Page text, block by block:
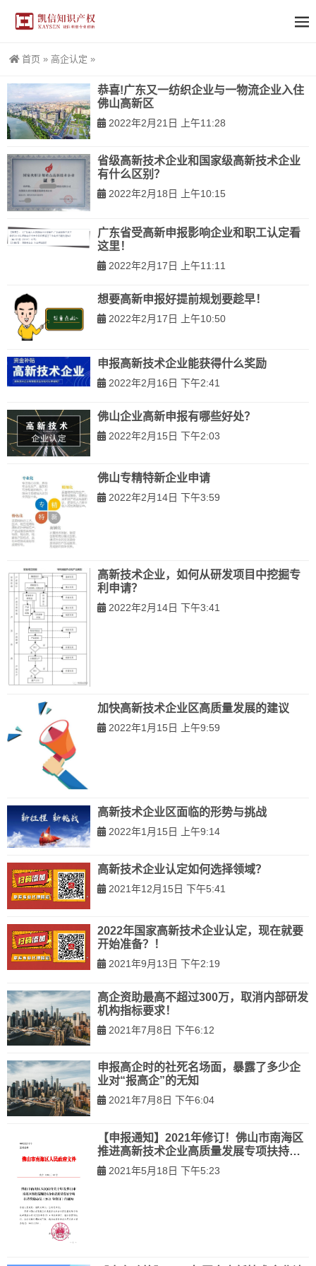
首页 » 高企认定 »
恭喜!广东又一纺织企业与一物流企业入住
佛山高新区
2022年2月21日 上午11:28
省级高新技术企业和国家级高新技术企业
有什么区别？
2022年2月18日 上午10:15
广东省受高新申报影响企业和职工认定看
这里！
2022年2月17日 上午11:11
想要高新申报好提前规划要趁早！
2022年2月17日 上午10:50
申报高新技术企业能获得什么奖励
2022年2月16日 下午2:41
佛山企业高新申报有哪些好处？
2022年2月15日 下午2:03
佛山专精特新企业申请
2022年2月14日 下午3:59
高新技术企业，如何从研发项目中挖掘专
利申请？
2022年2月14日 下午3:41
加快高新技术企业区高质量发展的建议
2022年1月15日 上午9:59
高新技术企业区面临的形势与挑战
2022年1月15日 上午9:14
高新技术企业认定如何选择领域？
2021年12月15日 下午5:41
2022年国家高新技术企业认定，现在就要
开始准备？！
2021年9月13日 下午2:19
高企资助最高不超过300万，取消内部研发
机构指标要求！
2021年7月8日 下午6:12
申报高企时的社死名场面，暴露了多少企
业对“报高企”的无知
2021年7月8日 下午6:04
【申报通知】2021年修订！佛山市南海区
推进高新技术企业高质量发展专项扶持奖
励办法
2021年5月18日 下午5:23